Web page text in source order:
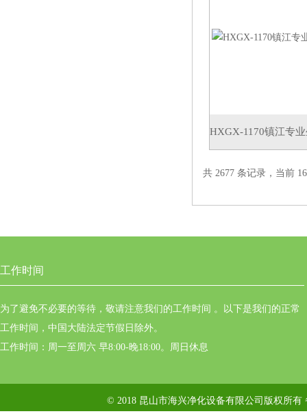
HXGX-1170镇江专
共 2677 条记录，当前
工作时间
为了避免不必要的等待，敬请注意我们的工作时间 。以下是我们的正常
工作时间，中国大陆法定节假日除外。
工作时间：周一至周六 早8:00-晚18:00。周日休息
© 2018 昆山市海兴净化设备有限公司版权所有